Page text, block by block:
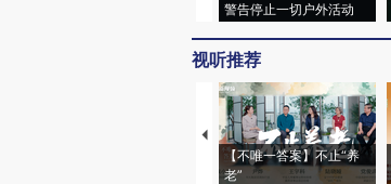
警告停止一切户外活动
视听推荐
【不唯一答案】不止“养
老”